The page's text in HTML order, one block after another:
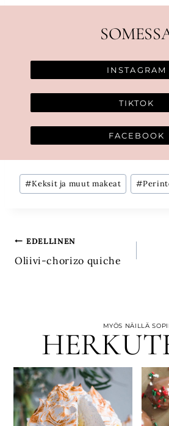
INSTAGRAM
TIKTOK
FACEBOOK
Avainsanat:
#Keksit ja muut makeat #
Artikkelien
selaus
EDELLINEN
Oliivi-chorizo quiche
MYÖS NÄILLÄ SOPII